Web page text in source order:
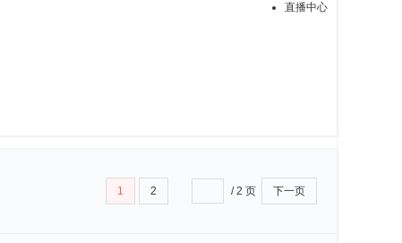
直播中心
1 2 / 2 页 下一页